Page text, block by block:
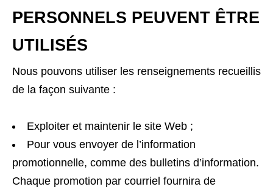
PERSONNELS PEUVENT ÊTRE
UTILISÉS
Nous pouvons utiliser les renseignements recueillis
de la façon suivante :
Exploiter et maintenir le site Web ;
Pour vous envoyer de l’information
promotionnelle, comme des bulletins d’information.
Chaque promotion par courriel fournira de